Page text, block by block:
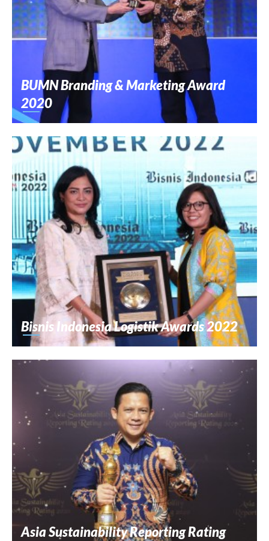
BUMN Branding & Marketing Award
2020
Bisnis Indonesia Logistik Awards 2022
Asia Sustainability Reporting Rating